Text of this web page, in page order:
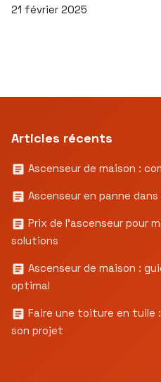
21 février 2025
Articles récents
Ascenseur de maison :
Ascenseur en panne
Prix de l’ascenseur pour
solutions
Ascenseur de maison :
optimal
Faire une toiture en tuile
son projet